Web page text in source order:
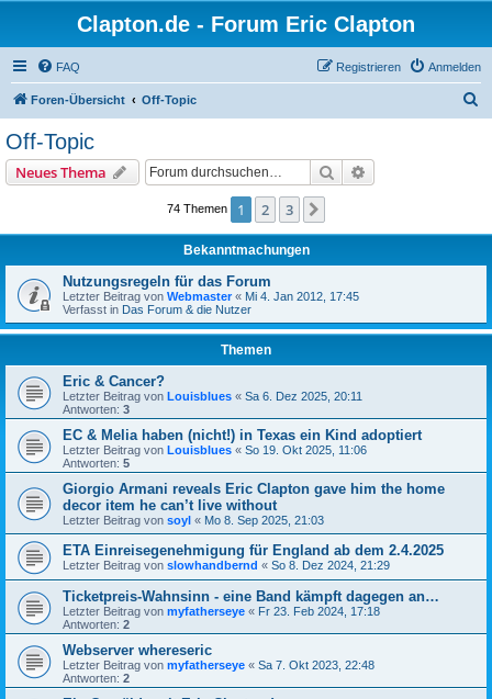
Clapton.de - Forum Eric Clapton
FAQ Anmelden
Registrieren
Foren-Übersicht Off-Topic
Off-Topic
Neues Thema Suche
74 Themen 1 2 3
Bekanntmachungen
Nutzungsregeln für das Forum
Letzter Beitrag von Webmaster« Mi 4. Jan 2012, 17:45
Verfasst in Das Forum & die Nutzer
Themen
Eric & Cancer?
Letzter Beitrag von Louisblues « Sa 6. Dez 2025, 20:11
Antworten: 3
EC & Melia haben (nicht!) in Texas ein Kind adoptiert
Letzter Beitrag von Louisblues « So 19. Okt 2025, 11:06
Antworten: 5
Giorgio Armani reveals Eric Clapton gave him the home
decor item he can’t live without
Letzter Beitrag von soyl « Mo 8. Sep 2025, 21:03
ETA Einreisegenehmigung für England ab dem 2.4.2025
Letzter Beitrag von slowhandbernd « So 8. Dez 2024, 21:29
Ticketpreis-Wahnsinn - eine Band kämpft dagegen an…
Letzter Beitrag von myfatherseye « Fr 23. Feb 2024, 17:18
Antworten: 2
Webserver whereseric
Letzter Beitrag von myfatherseye « Sa 7. Okt 2023, 22:48
Antworten: 2